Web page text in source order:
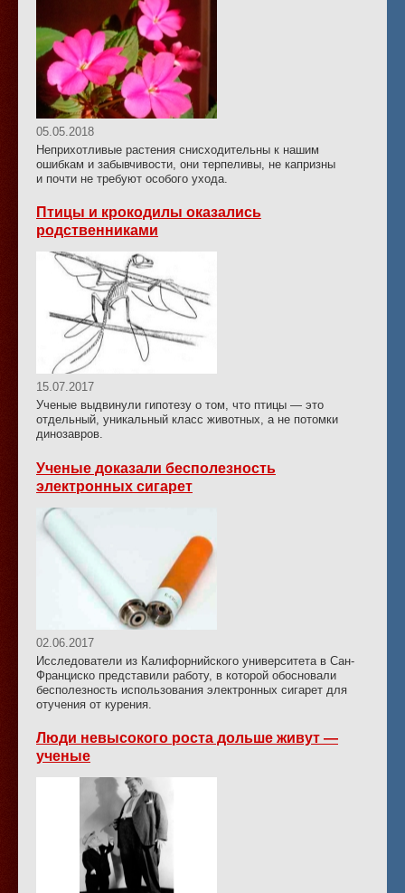
05.05.2018
Неприхотливые растения снисходительны к нашим
ошибкам и забывчивости, они терпеливы, не капризны
и почти не требуют особого ухода.
Птицы и крокодилы оказались
родственниками
15.07.2017
Ученые выдвинули гипотезу о том, что птицы — это
отдельный, уникальный класс животных, а не потомки
динозавров.
Ученые доказали бесполезность
электронных сигарет
02.06.2017
Исследователи из Калифорнийского университета в Сан-
Франциско представили работу, в которой обосновали
бесполезность использования электронных сигарет для
отучения от курения.
Люди невысокого роста дольше живут —
ученые